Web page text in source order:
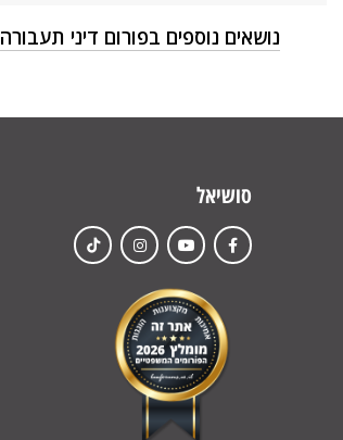
נושאים נוספים בפורום דיני תעבורה
סושיאל